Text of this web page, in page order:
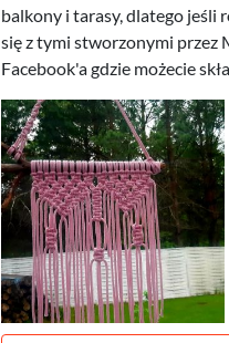
balkony i tarasy, dlatego jeśli
się z tymi stworzonymi przez
Facebook'a gdzie możecie